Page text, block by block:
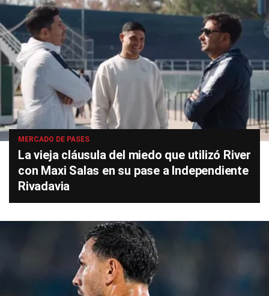
MERCADO DE PASES
La vieja cláusula del miedo que utilizó River
con Maxi Salas en su pase a Independiente
Rivadavia